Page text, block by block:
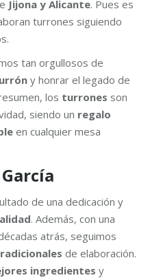
Jijona y Alicante. Pues es
turrones siguiendo
tan orgullosos de
y honrar el legado de
los turrones son
siendo un regalo
en cualquier mesa
de una dedicación y
. Además, con una
atrás, seguimos
de elaboración.
ingredientes y